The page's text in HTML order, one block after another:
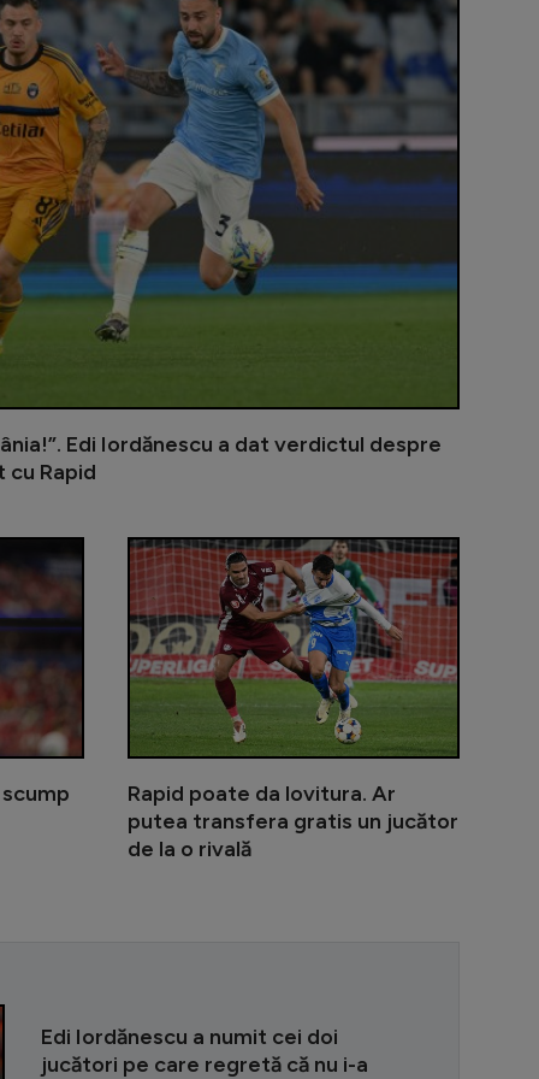
Edi Iordănescu a dat verdictul despre
Rapid
Generației de Aur la FCSB: ”A fost ideea lui MM”
Măldărășanu îi ia apărarea jucătorului amenințat
Real
Rapid poate da lovitura. Ar
putea transfera gratis un jucător
de la o rivală
Edi Iordănescu a numit cei doi
jucători pe care regretă că nu i-a